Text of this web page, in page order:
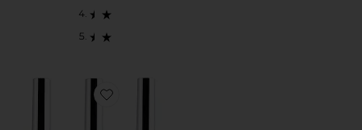
Favorite LIP LINER STAY-N DEEP BUNDLE リップライ